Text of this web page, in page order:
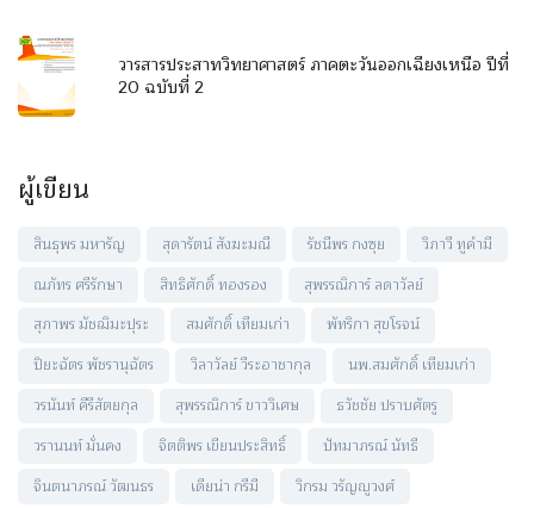
วารสารประสาทวิทยาศาสตร์ ภาคตะวันออกเฉียงเหนือ ปีที่
20 ฉบับที่ 2
ผู้เขียน
สินธุพร มหารัญ สุดารัตน์ สังฆะมณี รัชนีพร กงซุย
วิภาวี ทูคำมี
ณภัทร ศรีรักษา
สิทธิศักดิ์ ทองรอง
สุพรรณิการ์ ลดาวัลย์
สุภาพร มัชฌิมะปุระ
สมศักดิ์ เทียมเก่า
พัทริกา สุขโรจน์
ปิยะฉัตร พัชรานุฉัตร
วิลาวัลย์ วีระอาชากุล
นพ.สมศักดิ์ เทียมเก่า
วรนันท์ คีรีสัตยกุล
สุพรรณิการ์ ขาววิเศษ
ธวัชชัย ปราบศัตรู
วรานนท์ มั่นคง
จิตติพร เขียนประสิทธิ์
ปัทมาภรณ์ นัทธี
จินตนาภรณ์ วัฒนธร
เดียน่า กรีมี
วิกรม วรัญญูวงศ์